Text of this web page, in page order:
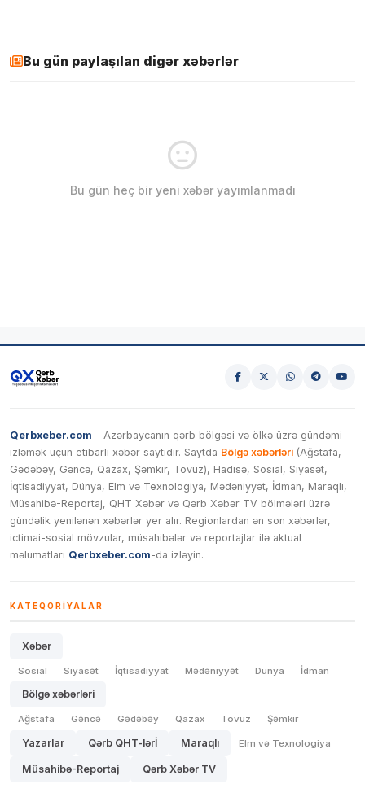
Bu gün paylaşılan digər xəbərlər
Bu gün heç bir yeni xəbər yayımlanmadı
Qerbxeber.com – Azərbaycanın qərb bölgəsi və ölkə üzrə gündəmi
izləmək üçün etibarlı xəbər saytıdır. Saytda Bölgə xəbərləri (Ağstafa,
Gədəbəy, Gəncə, Qazax, Şəmkir, Tovuz), Hadisə, Sosial, Siyasət,
İqtisadiyyat, Dünya, Elm və Texnologiya, Mədəniyyət, İdman, Maraqlı,
Müsahibə-Reportaj, QHT Xəbər və Qərb Xəbər TV bölmələri üzrə
gündəlik yenilənən xəbərlər yer alır. Regionlardan ən son xəbərlər,
ictimai-sosial mövzular, müsahibələr və reportajlar ilə aktual
məlumatları Qerbxeber.com-da izləyin.
KATEQORIYALAR
Xəbər
Sosial Siyasət İqtisadiyyat Mədəniyyət Dünya İdman
Bölgə xəbərləri
Ağstafa Gəncə Gədəbəy Qazax Tovuz Şəmkir
Yazarlar Qərb QHT-lərİ Maraqlı Elm və Texnologiya
Müsahibə-Reportaj Qərb Xəbər TV